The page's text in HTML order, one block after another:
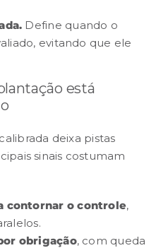
Define quando o
evitando que ele
está
deixa pistas
sinais costumam
contornar o controle,
obrigação, com queda